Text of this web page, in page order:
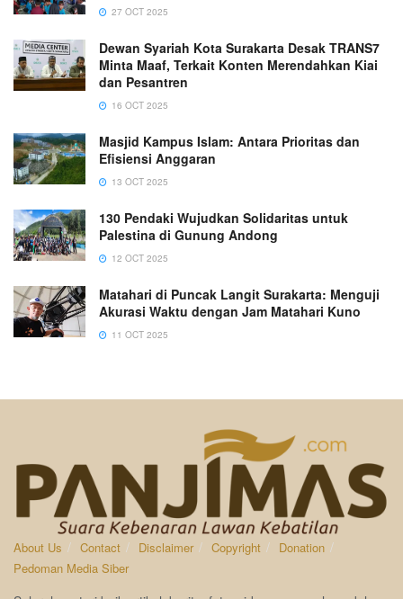
27 OCT 2025
Dewan Syariah Kota Surakarta Desak TRANS7
Minta Maaf, Terkait Konten Merendahkan Kiai
dan Pesantren
16 OCT 2025
Masjid Kampus Islam: Antara Prioritas dan
Efisiensi Anggaran
13 OCT 2025
130 Pendaki Wujudkan Solidaritas untuk
Palestina di Gunung Andong
12 OCT 2025
Matahari di Puncak Langit Surakarta: Menguji
Akurasi Waktu dengan Jam Matahari Kuno
11 OCT 2025
About Us Contact Disclaimer Copyright
Donation
Pedoman Media Siber